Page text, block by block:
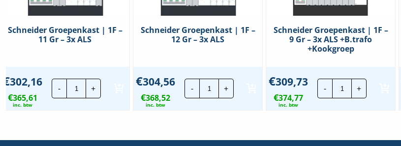
3
Aantal groepen achter
Schneider Groepenkast | 1F –
11 Gr – 3x ALS
€302,16
€365,61
inc. btw
-
Schneider
Groepenkast
|
+
Schneider Groepenkast | 1F –
12 Gr – 3x ALS
€304,56
€368,52
inc. btw
-
Schneider
Groepenkast
|
+
Schneider Groepenkast | 1F –
9 Gr – 3x ALS +B.trafo
+Kookgroep
€309,73
€374,77
inc. btw
-
Schneider
Groepenkast
|
+